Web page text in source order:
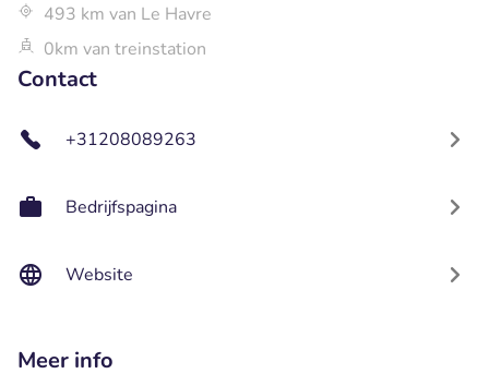
493 km van Le Havre
0km van treinstation
Contact
+31208089263
Bedrijfspagina
Website
Meer info